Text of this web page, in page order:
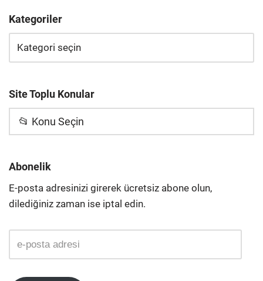
Kategoriler
Site Toplu Konular
📂 Konu Seçin
Abonelik
E-posta adresinizi girerek ücretsiz abone olun,
dilediğiniz zaman ise iptal edin.